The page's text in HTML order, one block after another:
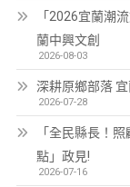
「2026宜蘭潮
蘭中興文創
2026-08-03
深耕原鄉部落
2026-07-28
「全民縣長！
點」政見!
2026-07-16